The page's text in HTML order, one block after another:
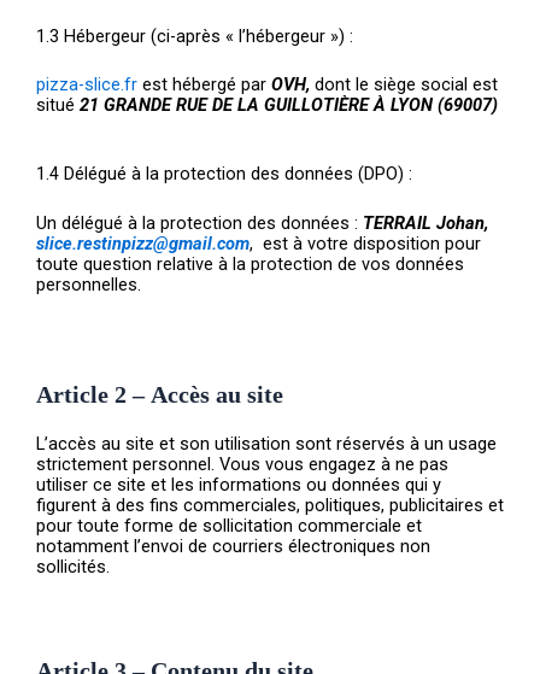
1.3 Hébergeur (ci-après « l’hébergeur ») :
pizza-slice.fr est hébergé par OVH, dont le siège social est
situé 21 GRANDE RUE DE LA GUILLOTIÈRE À LYON (69007)
1.4 Délégué à la protection des données (DPO) :
Un délégué à la protection des données : TERRAIL Johan,
slice.restinpizz@gmail.com, est à votre disposition pour
toute question relative à la protection de vos données
personnelles.
Article 2 – Accès au site
L’accès au site et son utilisation sont réservés à un usage
strictement personnel. Vous vous engagez à ne pas
utiliser ce site et les informations ou données qui y
figurent à des fins commerciales, politiques, publicitaires et
pour toute forme de sollicitation commerciale et
notamment l’envoi de courriers électroniques non
sollicités.